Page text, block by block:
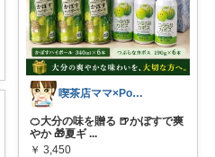
喫茶店ママ×Pocochaライバー♡まや
🍊大分の味を贈る 🍺かぼすで爽
やか 🎁夏ギ ...
￥ 3,450